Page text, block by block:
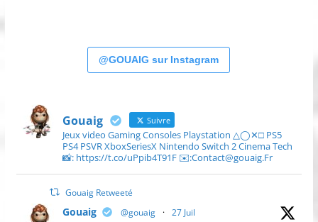
@GOUAIG sur Instagram
Gouaig Suivre
Jeux video Gaming Consoles Playstation △◯✕□ PS5
PS4 PSVR XboxSeriesX Nintendo Switch 2 Cinema Tech
📸: https://t.co/uPpib4T91F ✉️:Contact@gouaig.Fr
Gouaig Retweeté
Gouaig @gouaig · 27 Juil